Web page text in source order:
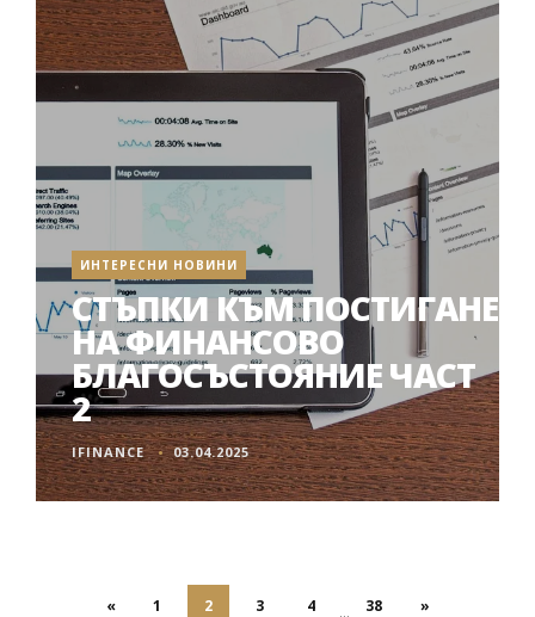
ИНТЕРЕСНИ НОВИНИ
СТЪПКИ КЪМ ПОСТИГАНЕ
НА ФИНАНСОВО
БЛАГОСЪСТОЯНИЕ ЧАСТ
2
IFINANCE 03.04.2025
« 1 2 3 4 ... 38 »